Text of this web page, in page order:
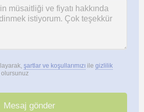
şartlar ve koşullarımızı ile gizlilik
olursunuz